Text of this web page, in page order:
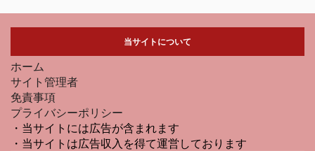
当サイトについて
ホーム
サイト管理者
免責事項
プライバシーポリシー
・当サイトには広告が含まれます
・当サイトは広告収入を得て運営しております